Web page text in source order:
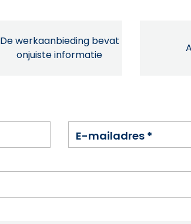
De werkaanbieding bevat
onjuiste informatie
E-mailadres *